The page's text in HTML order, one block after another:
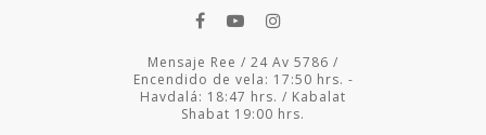
Mensaje Ree / 24 Av 5786 /
Encendido de vela: 17:50 hrs. -
Havdalá: 18:47 hrs. / Kabalat
Shabat 19:00 hrs.